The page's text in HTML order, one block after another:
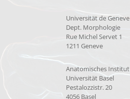
Universität de Geneve
Dept. Morphologie
Rue Michel Servet 1
1211 Geneve
Anatomisches Institut
Universität Basel
Pestalozzistr. 20
4056 Basel